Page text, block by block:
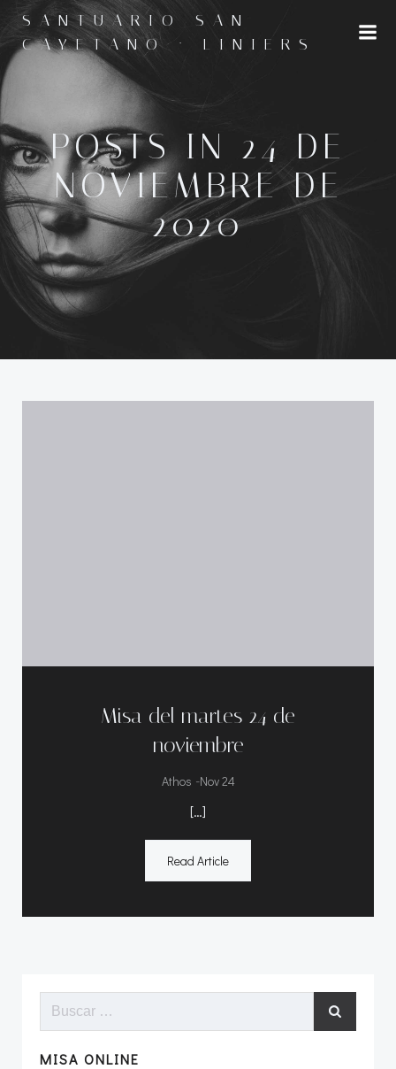
al
contenido
SANTUARIO SAN
CAYETANO · LINIERS
POSTS IN 24 DE
NOVIEMBRE DE
2020
Misa del martes 24 de
noviembre
Athos -Nov 24
[…]
Read Article
Buscar:
MISA ONLINE